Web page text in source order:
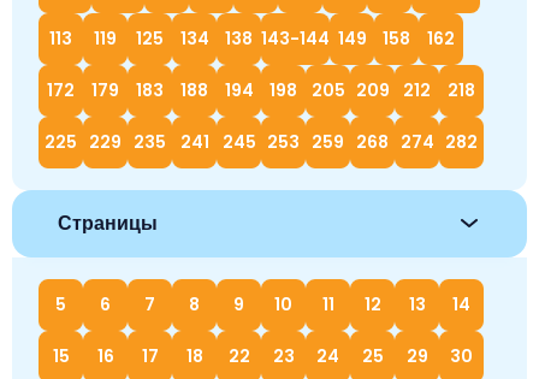
113 119 125 134 138 143-144 149 158 162
172 179 183 188 194 198 205 209 212 218
225 229 235 241 245 253 259 268 274 282
Страницы
5 6 7 8 9 10 11 12 13 14
15 16 17 18 22 23 24 25 29 30